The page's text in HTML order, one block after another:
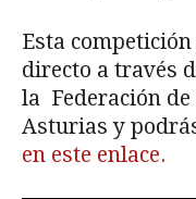
Esta
directo a través
la Federación
Asturias y
en este enlace.